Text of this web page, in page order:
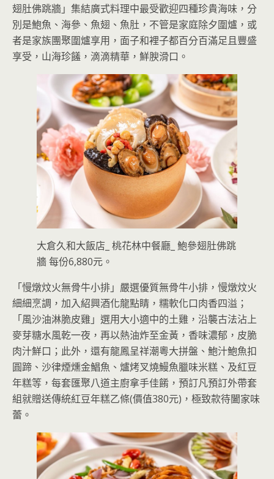
翅肚佛跳牆」集結廣式料理中最受歡迎四種珍貴海味，分
別是鮑魚、海參、魚翅、魚肚，不管是家庭除夕圍爐，或
者是家族團聚圍爐享用，面子和裡子都百分百滿足且豐盛
享受，山海珍饈，滴滴精華，鮮腴滑口。
大倉久和大飯店_ 桃花林中餐廳_ 鮑參翅肚佛跳
牆 每份6,880元。
「慢燉炆火無骨牛小排」嚴選優質無骨牛小排，慢燉炆火
細細烹調，加入紹興酒化龍點睛，糯軟化口肉香四溢；
「風沙油淋脆皮雞」選用大小適中的土雞，沿襲古法沾上
麥芽糖水風乾一夜，再以熱油炸至金黃，香味濃郁，皮脆
肉汁鮮口；此外，還有龍鳳呈祥潮粵大拼盤、鮑汁鮑魚扣
圓蹄、沙律煙燻金鯧魚、爐烤叉燒鰻魚臘味米糕、及紅豆
年糕等，每套匯聚八道主廚拿手佳餚，預訂凡預訂外帶套
組就贈送傳統紅豆年糕乙條(價值380元)，極致款待闔家味
蕾。